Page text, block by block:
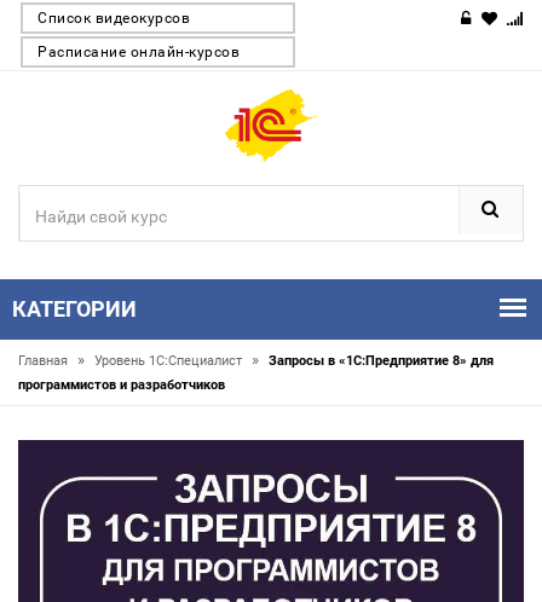
Список видеокурсов
Расписание онлайн-курсов
КАТЕГОРИИ
Главная » Уровень 1С:Специалист »
Запросы в «1С:Предприятие 8» для
программистов и разработчиков